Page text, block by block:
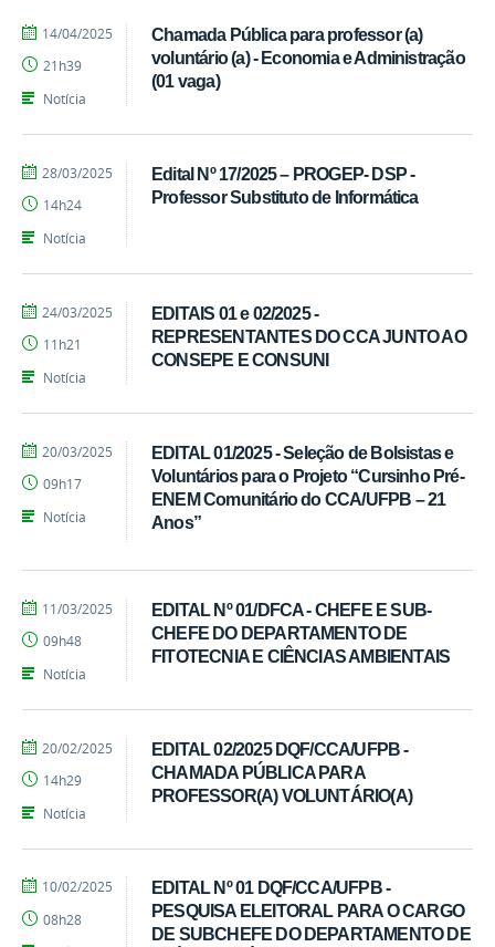
Chamada Pública para professor (a)
voluntário (a) - Economia e Administração
(01 vaga)
por
Candido
publicado
14/04/2025
21h39
Notícia
Edital Nº 17/2025 – PROGEP- DSP -
Professor Substituto de Informática
por
Candido
publicado
28/03/2025
14h24
Notícia
EDITAIS 01 e 02/2025 -
REPRESENTANTES DO CCA JUNTO AO
CONSEPE E CONSUNI
por
Candido
publicado
24/03/2025
11h21
Notícia
EDITAL 01/2025 - Seleção de Bolsistas e
Voluntários para o Projeto “Cursinho Pré-
ENEM Comunitário do CCA/UFPB – 21
Anos”
por
Candido
publicado
20/03/2025
09h17
Notícia
EDITAL Nº 01/DFCA - CHEFE E SUB-
CHEFE DO DEPARTAMENTO DE
FITOTECNIA E CIÊNCIAS AMBIENTAIS
por
Candido
publicado
11/03/2025
09h48
Notícia
EDITAL 02/2025 DQF/CCA/UFPB -
CHAMADA PÚBLICA PARA
PROFESSOR(A) VOLUNTÁRIO(A)
por
Candido
publicado
20/02/2025
14h29
Notícia
EDITAL Nº 01 DQF/CCA/UFPB -
PESQUISA ELEITORAL PARA O CARGO
DE SUBCHEFE DO DEPARTAMENTO DE
por
Candido
publicado
10/02/2025
08h28